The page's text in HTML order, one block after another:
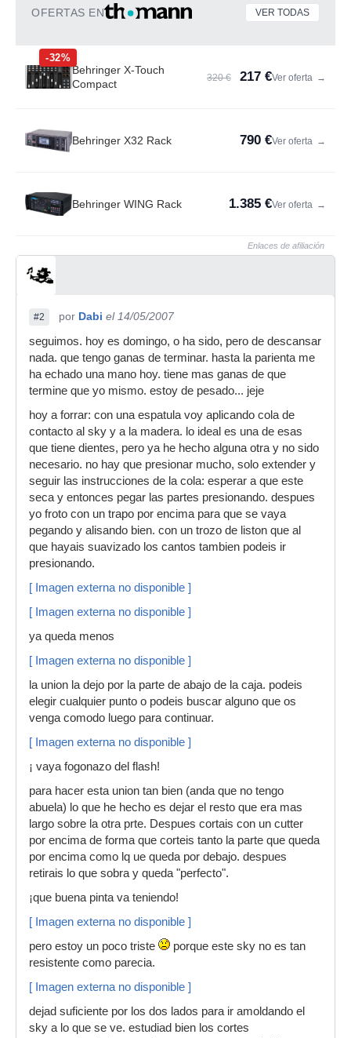
OFERTAS EN VER TODAS
-32%
Behringer X-Touch
Compact
320 € 217 €Ver oferta →
Behringer X32 Rack 790 €Ver oferta →
Behringer WING Rack 1.385 €Ver oferta →
Enlaces de afiliación
#2 por Dabi el 14/05/2007
seguimos. hoy es domingo, o ha sido, pero de descansar
nada. que tengo ganas de terminar. hasta la parienta me
ha echado una mano hoy. tiene mas ganas de que
termine que yo mismo. estoy de pesado... jeje
hoy a forrar: con una espatula voy aplicando cola de
contacto al sky y a la madera. lo ideal es una de esas
que tiene dientes, pero ya he hecho alguna otra y no sido
necesario. no hay que presionar mucho, solo extender y
seguir las instrucciones de la cola: esperar a que este
seca y entonces pegar las partes presionando. despues
yo froto con un trapo por encima para que se vaya
pegando y alisando bien. con un trozo de liston que al
que hayais suavizado los cantos tambien podeis ir
presionando.
[ Imagen externa no disponible ]
[ Imagen externa no disponible ]
ya queda menos
[ Imagen externa no disponible ]
la union la dejo por la parte de abajo de la caja. podeis
elegir cualquier punto o podeis buscar alguno que os
venga comodo luego para continuar.
[ Imagen externa no disponible ]
¡ vaya fogonazo del flash!
para hacer esta union tan bien (anda que no tengo
abuela) lo que he hecho es dejar el resto que era mas
largo sobre la otra prte. Despues cortais con un cutter
por encima de forma que corteis tanto la parte que queda
por encima como lq ue queda por debajo. despues
retirais lo que sobra y queda "perfecto".
¡que buena pinta va teniendo!
[ Imagen externa no disponible ]
pero estoy un poco triste
porque este sky no es tan
resistente como parecia.
[ Imagen externa no disponible ]
dejad suficiente por los dos lados para ir amoldando el
sky a lo que se ve. estudiad bien los cortes